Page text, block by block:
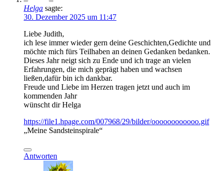
Helga sagte:
30. Dezember 2025 um 11:47
Liebe Judith,
ich lese immer wieder gern deine Geschichten,Gedichte und
möchte mich fürs Teilhaben an deinen Gedanken bedanken.
Dieses Jahr neigt sich zu Ende und ich trage an vielen
Erfahrungen, die mich geprägt haben und wachsen
ließen,dafür bin ich dankbar.
Freude und Liebe im Herzen tragen jetzt und auch im
kommenden Jahr
wünscht dir Helga
https://file1.hpage.com/007968/29/bilder/oooooooooooo.gif
„Meine Sandsteinspirale“
Antworten